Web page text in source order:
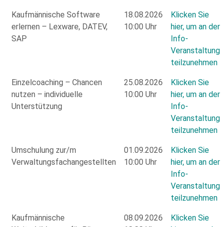
Kaufmännische Software
erlernen – Lexware, DATEV,
SAP
18.08.2026
10:00 Uhr
Klicken Sie
hier, um an der
Info-
Veranstaltung
teilzunehmen
Einzelcoaching – Chancen
nutzen – individuelle
Unterstützung
25.08.2026
10:00 Uhr
Klicken Sie
hier, um an der
Info-
Veranstaltung
teilzunehmen
Umschulung zur/m
Verwaltungsfachangestellten
01.09.2026
10:00 Uhr
Klicken Sie
hier, um an der
Info-
Veranstaltung
teilzunehmen
Kaufmännische
08.09.2026
Klicken Sie